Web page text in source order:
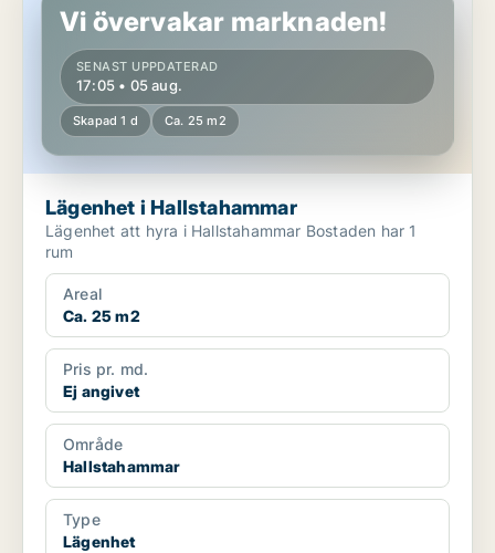
Vi övervakar marknaden!
SENAST UPPDATERAD
17:05 • 05 aug.
Skapad 1 d Ca. 25 m2
Lägenhet i Hallstahammar
Lägenhet att hyra i Hallstahammar Bostaden har 1
rum
Areal
Ca. 25 m2
Pris pr. md.
Ej angivet
Område
Hallstahammar
Type
Lägenhet